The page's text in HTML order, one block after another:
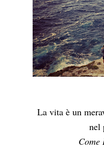
La vita è un
nel
Come